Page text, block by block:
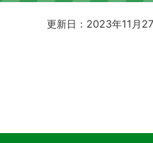
更新日：2023年11月